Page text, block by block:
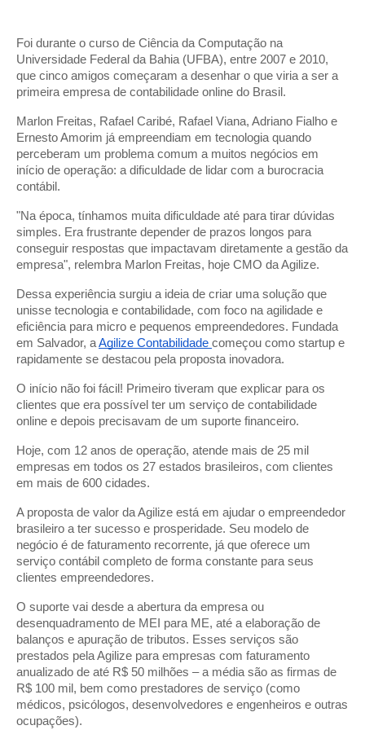
Foi durante o curso de Ciência da Computação na
Universidade Federal da Bahia (UFBA), entre 2007 e 2010,
que cinco amigos começaram a desenhar o que viria a ser a
primeira empresa de contabilidade online do Brasil.
Marlon Freitas, Rafael Caribé, Rafael Viana, Adriano Fialho e
Ernesto Amorim já empreendiam em tecnologia quando
perceberam um problema comum a muitos negócios em
início de operação: a dificuldade de lidar com a burocracia
contábil.
"Na época, tínhamos muita dificuldade até para tirar dúvidas
simples. Era frustrante depender de prazos longos para
conseguir respostas que impactavam diretamente a gestão da
empresa", relembra Marlon Freitas, hoje CMO da Agilize.
Dessa experiência surgiu a ideia de criar uma solução que
unisse tecnologia e contabilidade, com foco na agilidade e
eficiência para micro e pequenos empreendedores. Fundada
em Salvador, aAgilize Contabilidade começou como startup e
rapidamente se destacou pela proposta inovadora.
O início não foi fácil! Primeiro tiveram que explicar para os
clientes que era possível ter um serviço de contabilidade
online e depois precisavam de um suporte financeiro.
Hoje, com 12 anos de operação, atende mais de 25 mil
empresas em todos os 27 estados brasileiros, com clientes
em mais de 600 cidades.
A proposta de valor da Agilize está em ajudar o empreendedor
brasileiro a ter sucesso e prosperidade. Seu modelo de
negócio é de faturamento recorrente, já que oferece um
serviço contábil completo de forma constante para seus
clientes empreendedores.
O suporte vai desde a abertura da empresa ou
desenquadramento de MEI para ME, até a elaboração de
balanços e apuração de tributos. Esses serviços são
prestados pela Agilize para empresas com faturamento
anualizado de até R$ 50 milhões – a média são as firmas de
R$ 100 mil, bem como prestadores de serviço (como
médicos, psicólogos, desenvolvedores e engenheiros e outras
ocupações).